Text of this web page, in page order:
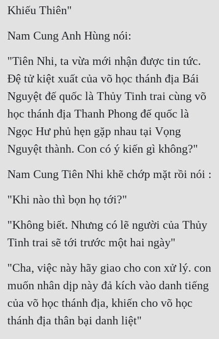
Khiếu Thiên"
Nam Cung Anh Hùng nói:
"Tiên Nhi, ta vừa mới nhận được tin tức.
Đệ tử kiệt xuất của võ học thánh địa Bái
Nguyệt đế quốc là Thủy Tinh trai cùng võ
học thánh địa Thanh Phong đế quốc là
Ngọc Hư phủ hẹn gặp nhau tại Vọng
Nguyệt thành. Con có ý kiến gì không?"
Nam Cung Tiên Nhi khẽ chớp mặt rồi nói :
"Khi nào thì bọn họ tới?"
"Không biết. Nhưng có lẽ người của Thủy
Tinh trai sẽ tới trước một hai ngày"
"Cha, việc này hãy giao cho con xử lý. con
muốn nhân dịp này đả kích vào danh tiếng
của võ học thánh địa, khiến cho võ học
thánh địa thân bại danh liệt"